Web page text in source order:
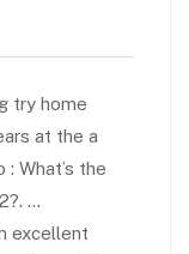
try home
at the a
What’s the
…
excellent